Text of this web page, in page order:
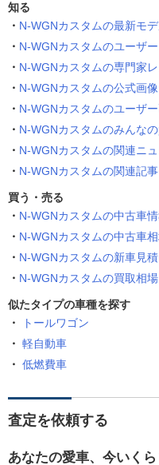
知る
N-WGNカスタムの最新モ
N-WGNカスタムのユーザ
N-WGNカスタムの専門家
N-WGNカスタムの公式画
N-WGNカスタムのユーザ
N-WGNカスタムのみんな
N-WGNカスタムの関連ニ
N-WGNカスタムの関連記
買う・売る
N-WGNカスタムの中古車
N-WGNカスタムの中古車
N-WGNカスタムの新車見
N-WGNカスタムの買取相
似たタイプの車種を探す
トールワゴン
軽自動車
低燃費車
査定を依頼する
あなたの愛車、今いくら